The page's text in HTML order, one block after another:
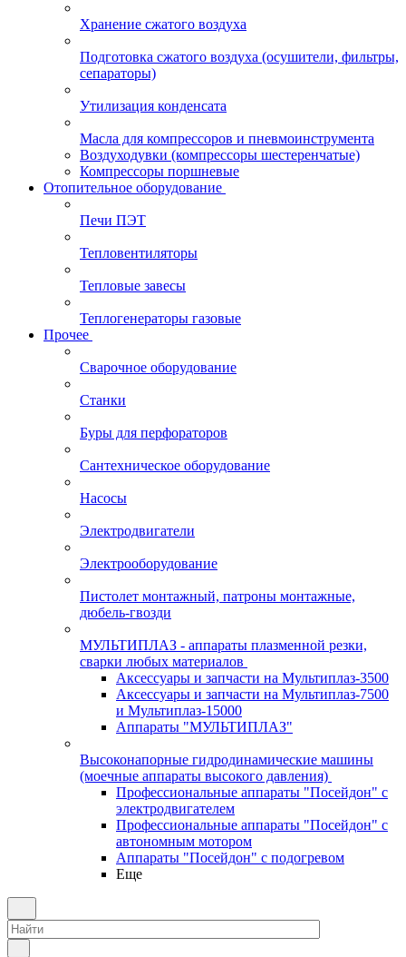
Хранение сжатого воздуха
Подготовка сжатого воздуха (осушители, фильтры,
сепараторы)
Утилизация конденсата
Масла для компрессоров и пневмоинструмента
Воздуходувки (компрессоры шестеренчатые)
Компрессоры поршневые
Отопительное оборудование
Печи ПЭТ
Тепловентиляторы
Тепловые завесы
Теплогенераторы газовые
Прочее
Сварочное оборудование
Станки
Буры для перфораторов
Сантехническое оборудование
Насосы
Электродвигатели
Электрооборудование
Пистолет монтажный, патроны монтажные,
дюбель-гвозди
МУЛЬТИПЛАЗ - аппараты плазменной резки,
сварки любых материалов
Аксессуары и запчасти на Мультиплаз-3500
Аксессуары и запчасти на Мультиплаз-7500
и Мультиплаз-15000
Аппараты "МУЛЬТИПЛАЗ"
Высоконапорные гидродинамические машины
(моечные аппараты высокого давления)
Профессиональные аппараты "Посейдон" с
электродвигателем
Профессиональные аппараты "Посейдон" с
автономным мотором
Аппараты "Посейдон" с подогревом
Еще